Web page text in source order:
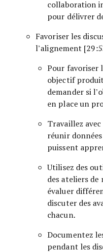
collaboration
pour délivrer
Favoriser les
l’alignement
Pour favoriser
objectif
demander si
en place un
Travaillez
réunir
puissent
Utilisez des
des ateliers de
évaluer
discuter des
chacun.
Documentez
pendant les